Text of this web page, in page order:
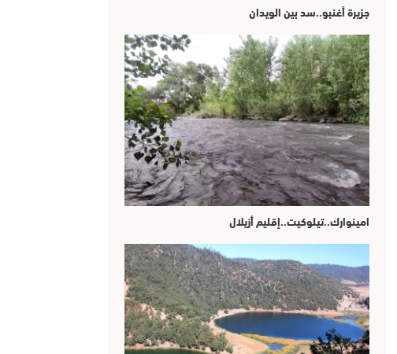
جزيرة أغنبو..سد بين الويدان
امينوارك..تيلوكيت..إقليم أزيلال